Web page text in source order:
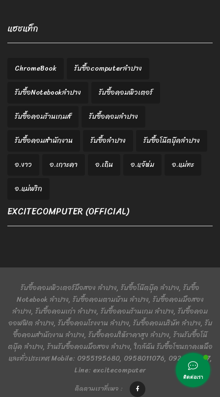
แฮชแท็ก
ChromeBook
รับซื้อcomputerลำปาง
รับซื้อNotebookลำปาง
รับซื้อคอมพิวเตอร์
รับซื้อคอมร้านเกมส์
รับซื้อคอมลำปาง
รับซื้อคอมสำนักงาน
รับซื้อลำปาง
รับซื้อโน๊ตบุ๊คลำปาง
อ.งาว
อ.เกาะคา อ.เถิน อ.แจ้ห่ม
อ.แม่ทะ
อ.แม่พริก
EXCITECOMPUTER (OFFICIAL)
รับซื้อคอมพิวเตอร์มือสอง ลำปาง, รับซื้อโน๊ตบุ๊ค ลำปาง, รับซื้อ
Notebook ลำปาง, รับซื้อคอมตามบ้าน ลำปาง, รับซื้อคอมมือสอง
ลำปาง, รับซื้อคอมเก่า ลำปาง, รับซื้อคอมร้านเกม ลำปาง, รับซื้อคอม
ออฟฟิต ลำปาง, รับซื้อคอมโรงงาน ลำปาง, รับซื้อคอมบริษัท ลำปาง, รับ
ซื้อคอมสำนักงาน ลำปาง, รับซื้อคอมให้ราคาสูง ลำปาง, ร้านรับซื้อโน๊
ตบุ๊ค ลำปาง, ร้านรับซื้อคอมมือสอง ลำปาง, ใกล้ฉัน รับซื้อโซนภาคเหนือ
และทั่วประเทศ Mobile: 0955195680, 0958011076, 0924401367,
Line: excitecomputer
ติดตามเราที่เพจ :
ติดต่อเรา